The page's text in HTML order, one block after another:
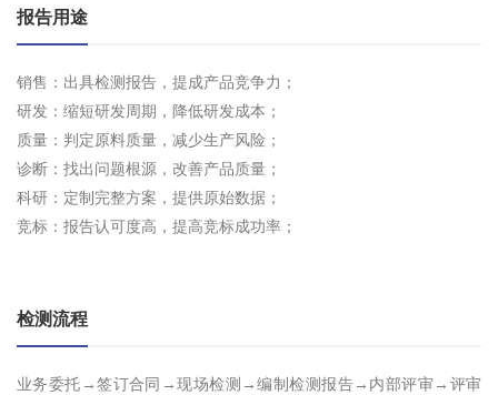
报告用途
销售：出具检测报告，提成产品竞争力；
研发：缩短研发周期，降低研发成本；
质量：判定原料质量，减少生产风险；
诊断：找出问题根源，改善产品质量；
科研：定制完整方案，提供原始数据；
竞标：报告认可度高，提高竞标成功率；
检测流程
业务委托→签订合同→现场检测→编制检测报告→内部评审→评审